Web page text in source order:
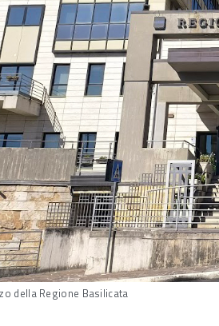
della Regione Basilicata